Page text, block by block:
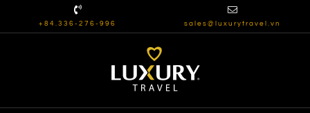
+84.336-276-996 sales@luxurytravel.vn